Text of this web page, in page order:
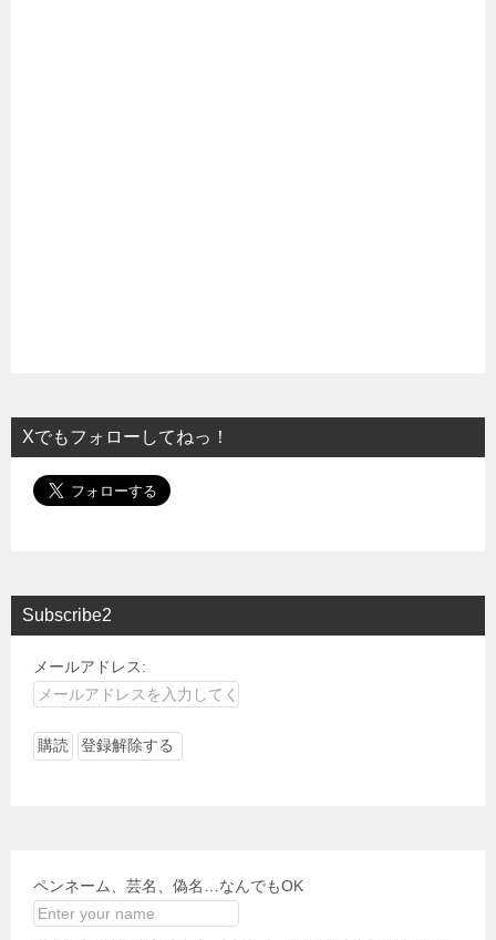
Xでもフォローしてねっ！
Subscribe2
メールアドレス:
ペンネーム、芸名、偽名…なんでもOK